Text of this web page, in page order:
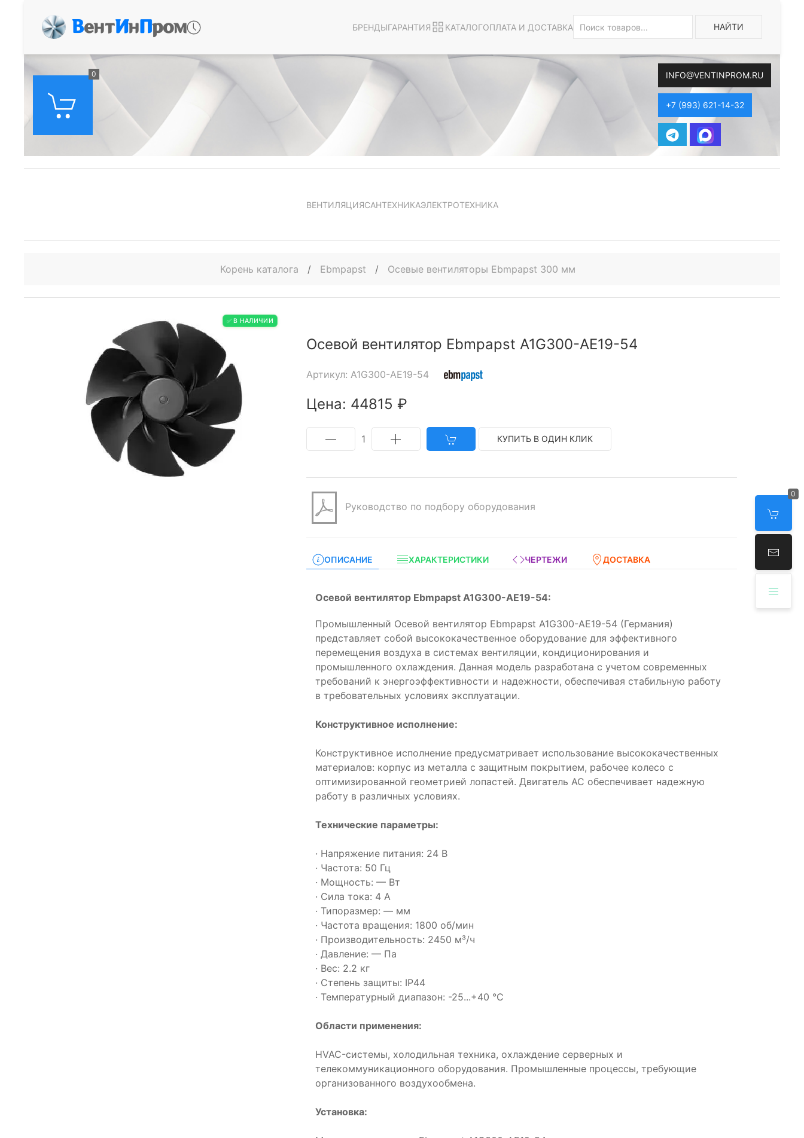
ВентИнПром БРЕНДЫГАРАНТИЯ КАТАЛОГОПЛАТА И ДОСТАВКА НАЙТИ
0 INFO@VENTINPROM.RU
+7 (993) 621-14-32
0
ВЕНТИЛЯЦИЯСАНТЕХНИКАЭЛЕКТРОТЕХНИКА
Корень каталога / Ebmpapst / Осевые вентиляторы Ebmpapst 300 мм
✅ В НАЛИЧИИ
Осевой вентилятор Ebmpapst A1G300-AE19-54
Артикул: A1G300-AE19-54
Цена: 44815 ₽
1 КУПИТЬ В ОДИН КЛИК
Руководство по подбору оборудования
ОПИСАНИЕ ХАРАКТЕРИСТИКИ ЧЕРТЕЖИ ДОСТАВКА
Осевой вентилятор Ebmpapst A1G300-AE19-54:
Промышленный Осевой вентилятор Ebmpapst A1G300-AE19-54 (Германия)
представляет собой высококачественное оборудование для эффективного
перемещения воздуха в системах вентиляции, кондиционирования и
промышленного охлаждения. Данная модель разработана с учетом современных
требований к энергоэффективности и надежности, обеспечивая стабильную работу
в требовательных условиях эксплуатации.
Конструктивное исполнение:
Конструктивное исполнение предусматривает использование высококачественных
материалов: корпус из металла с защитным покрытием, рабочее колесо с
оптимизированной геометрией лопастей. Двигатель AC обеспечивает надежную
работу в различных условиях.
Технические параметры:
· Напряжение питания: 24 В
· Частота: 50 Гц
· Мощность: — Вт
· Сила тока: 4 А
· Типоразмер: — мм
· Частота вращения: 1800 об/мин
· Производительность: 2450 м³/ч
· Давление: — Па
· Вес: 2.2 кг
· Степень защиты: IP44
· Температурный диапазон: -25...+40 °C
Области применения:
HVAC-системы, холодильная техника, охлаждение серверных и
телекоммуникационного оборудования. Промышленные процессы, требующие
организованного воздухообмена.
Установка: